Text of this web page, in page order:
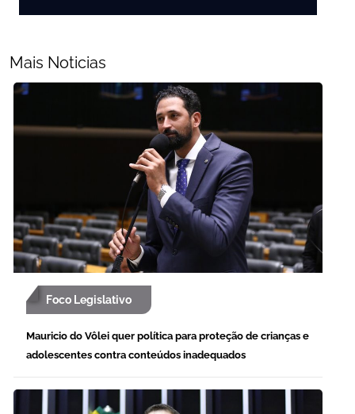
Mais Noticias
Foco Legislativo
Mauricio do Vôlei quer política para proteção de crianças e
adolescentes contra conteúdos inadequados